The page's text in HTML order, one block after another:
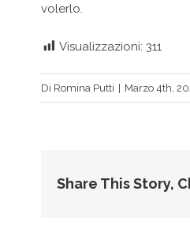
volerlo.
Visualizzazioni: 311
Di Romina Putti Marzo 4th,
Share This Story,